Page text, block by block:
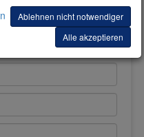
Ablehnen nicht notwendiger
Alle akzeptieren